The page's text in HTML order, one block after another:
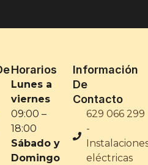
Horarios
Lunes a
viernes
09:00 –
18:00
Sábado y
Domingo
Información
De
Contacto
629 066 299
-
eléctricas